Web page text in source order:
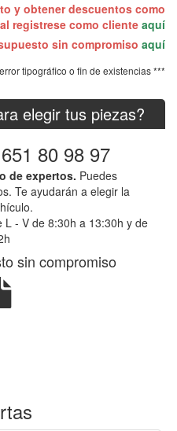
y obtener descuentos como
registrese como cliente aquí
sin compromiso aquí
tipográfico o fin de existencias ***
elegir tus piezas?
651 80 98 97
de expertos. Puedes
Te ayudarán a elegir la
L - V de 8:30h a 13:30h y de
sin compromiso